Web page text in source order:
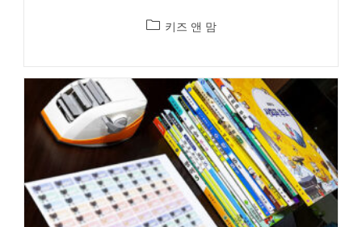
Post키즈 앤 맘